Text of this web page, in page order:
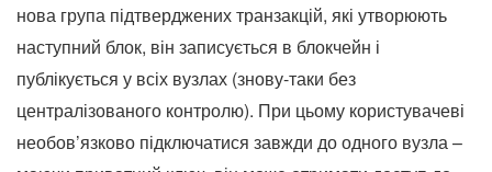
нова група підтверджених транзакцій, які утворюють
наступний блок, він записується в блокчейн і
публікується у всіх вузлах (знову-таки без
централізованого контролю). При цьому користувачеві
необов’язково підключатися завжди до одного вузла –